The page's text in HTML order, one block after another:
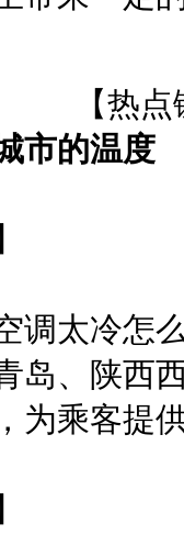
【热点
市的温度
太冷怎么
岛、陕西
为乘客提